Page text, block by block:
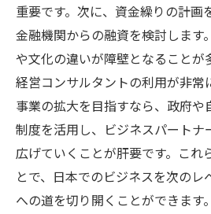
重要です。次に、資金繰りの計画
金融機関からの融資を検討します
や文化の違いが障壁となることが
経営コンサルタントの利用が非常
事業の拡大を目指すなら、政府
制度を活用し、ビジネスパートナ
広げていくことが肝要です。これ
とで、日本でのビジネスを次のレ
への道を切り開くことができます。